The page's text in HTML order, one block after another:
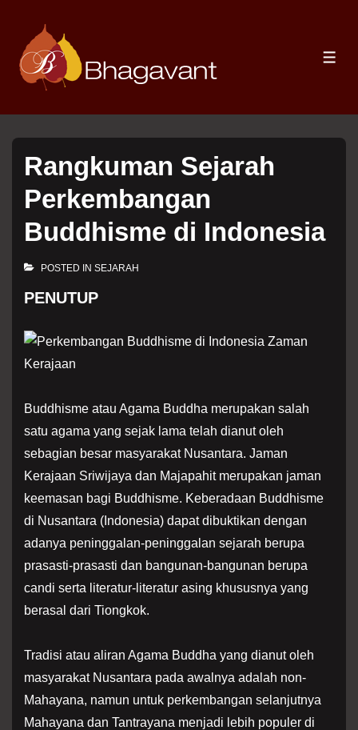
Main
Rangkuman Sejarah
Perkembangan
Buddhisme di Indonesia
POSTED IN SEJARAH
PENUTUP
Buddhisme atau Agama Buddha merupakan salah
satu agama yang sejak lama telah dianut oleh
sebagian besar masyarakat Nusantara. Jaman
Kerajaan Sriwijaya dan Majapahit merupakan jaman
keemasan bagi Buddhisme. Keberadaan Buddhisme
di Nusantara (Indonesia) dapat dibuktikan dengan
adanya peninggalan-peninggalan sejarah berupa
prasasti-prasasti dan bangunan-bangunan berupa
candi serta literatur-literatur asing khususnya yang
berasal dari Tiongkok.
Tradisi atau aliran Agama Buddha yang dianut oleh
masyarakat Nusantara pada awalnya adalah non-
Mahayana, namun untuk perkembangan selanjutnya
Mahayana dan Tantrayana menjadi lebih populer di